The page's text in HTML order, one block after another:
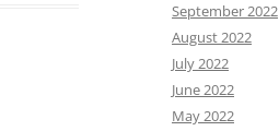
September 2022
August 2022
July 2022
June 2022
May 2022